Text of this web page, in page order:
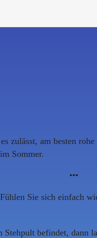
zulässt, am besten
Sommer.
•••
Sie sich einfach
befindet, dann